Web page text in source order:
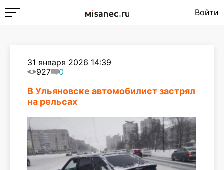
Войти
31 января 2026 14:39
927
0
В Ульяновске автомобилист застрял
на рельсах